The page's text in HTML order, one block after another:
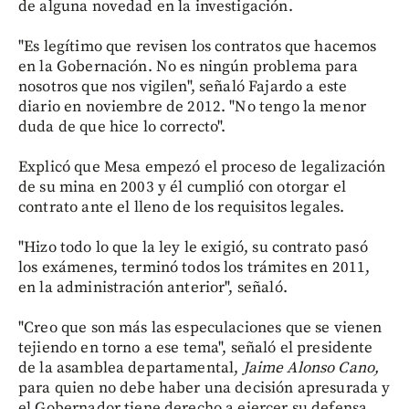
de alguna novedad en la investigación.
"Es legítimo que revisen los contratos que hacemos
en la Gobernación. No es ningún problema para
nosotros que nos vigilen", señaló Fajardo a este
diario en noviembre de 2012. "No tengo la menor
duda de que hice lo correcto".
Explicó que Mesa empezó el proceso de legalización
de su mina en 2003 y él cumplió con otorgar el
contrato ante el lleno de los requisitos legales.
"Hizo todo lo que la ley le exigió, su contrato pasó
los exámenes, terminó todos los trámites en 2011,
en la administración anterior", señaló.
"Creo que son más las especulaciones que se vienen
tejiendo en torno a ese tema", señaló el presidente
de la asamblea departamental, Jaime Alonso Cano,
para quien no debe haber una decisión apresurada y